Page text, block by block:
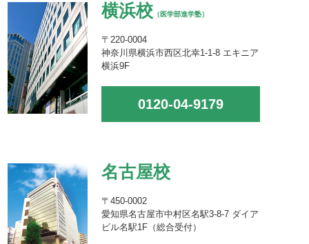
横浜校 （医学部進学塾）
〒220-0004
神奈川県横浜市西区北幸1-1-8 エキニア
横浜9F
0120-04-9179
名古屋校
〒450-0002
愛知県名古屋市中村区名駅3-8-7 ダイア
ビル名駅1F（総合受付）